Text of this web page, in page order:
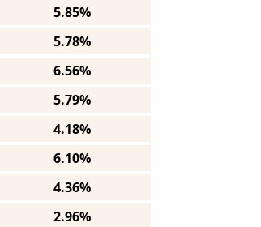
5.85%
5.78%
6.56%
5.79%
4.18%
6.10%
4.36%
2.96%